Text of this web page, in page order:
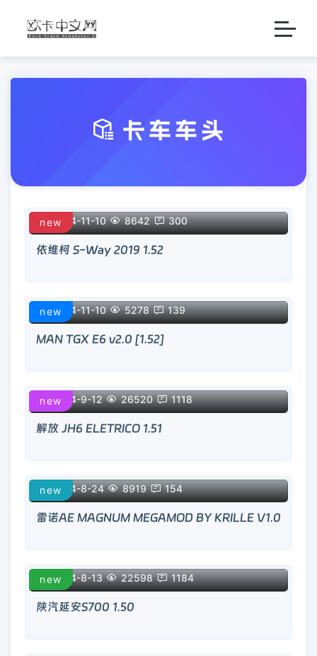
 卡车车头
new
 2024-11-10  8642  300
依维柯 S-Way 2019 1.52
new
 2024-11-10  5278  139
MAN TGX E6 v2.0 [1.52]
new
 2024-9-12  26520  1118
解放 JH6 ELETRICO 1.51
new
 2024-8-24  8919  154
雷诺AE MAGNUM MEGAMOD BY KRILLE V1.0
new
 2024-8-13  22598  1184
陕汽延安S700 1.50